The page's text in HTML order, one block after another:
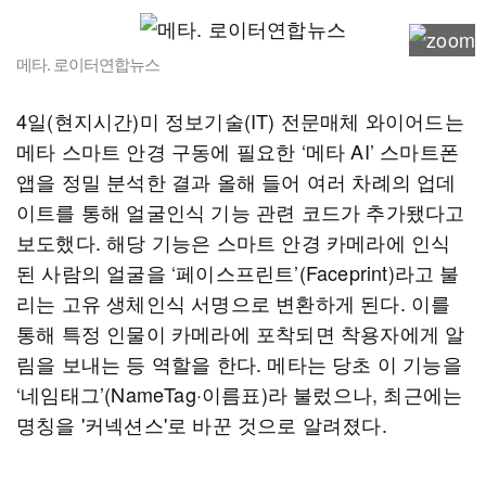
메타. 로이터연합뉴스
4일(현지시간)미 정보기술(IT) 전문매체 와이어드는
메타 스마트 안경 구동에 필요한 ‘메타 AI’ 스마트폰
앱을 정밀 분석한 결과 올해 들어 여러 차례의 업데
이트를 통해 얼굴인식 기능 관련 코드가 추가됐다고
보도했다. 해당 기능은 스마트 안경 카메라에 인식
된 사람의 얼굴을 ‘페이스프린트’(Faceprint)라고 불
리는 고유 생체인식 서명으로 변환하게 된다. 이를
통해 특정 인물이 카메라에 포착되면 착용자에게 알
림을 보내는 등 역할을 한다. 메타는 당초 이 기능을
‘네임태그’(NameTag·이름표)라 불렀으나, 최근에는
명칭을 '커넥션스'로 바꾼 것으로 알려졌다.